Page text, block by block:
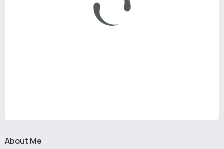
About Me